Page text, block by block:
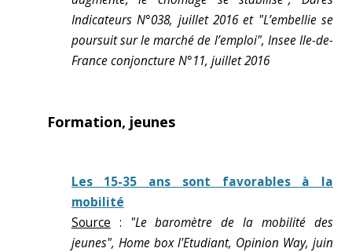
Indicateurs N°038, juillet 2016 et "L’embellie se
poursuit sur le marché de l’emploi", Insee Ile-de-
France conjoncture N°11, juillet 2016
Formation, jeunes
Les 15-35 ans sont favorables à la
mobilité
Source : "Le baromètre de la mobilité des
jeunes", Home box l'Etudiant, Opinion Way, juin